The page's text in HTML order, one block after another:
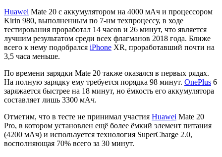
Huawei Mate 20 с аккумулятором на 4000 мАч и процессором
Kirin 980, выполненным по 7-нм техпроцессу, в ходе
тестирования проработал 14 часов и 26 минут, что является
лучшим результатом среди всех флагманов 2018 года. Ближе
всего к нему подобрался iPhone XR, проработавший почти на
3,5 часа меньше.
По времени зарядки Mate 20 также оказался в первых рядах.
На полную зарядку ему требуется порядка 98 минут. OnePlus 6
заряжается быстрее на 18 минут, но ёмкость его аккумулятора
составляет лишь 3300 мАч.
Отметим, что в тесте не принимал участия Huawei Mate 20
Pro, в котором установлен ещё более ёмкий элемент питания
(4200 мАч) и используется технология SuperCharge 2.0,
восполняющая 70% всего за 30 минут.